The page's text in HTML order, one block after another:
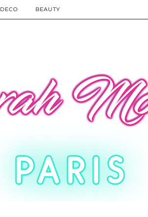
DECO BEAUTY